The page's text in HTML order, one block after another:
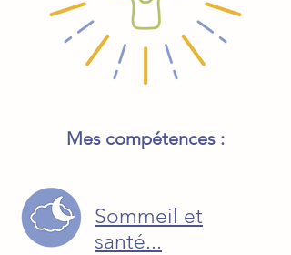
Mes compétences :
Sommeil et
santé...